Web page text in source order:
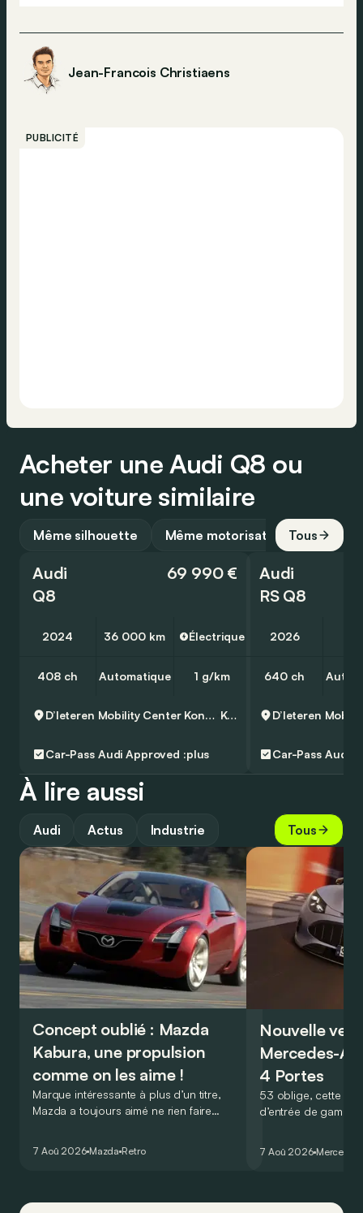
Jean-Francois Christiaens
PUBLICITÉ
Acheter une Audi Q8 ou
une voiture similaire
Même silhouette Même motorisation Tous
Audi
Q8
69 990 €
2024 36 000 km Électrique
408 ch Automatique 1 g/km
D’Ieteren Mobility Center Kontich - Audi, Volkswagen & Commercial Vehicles Kontich
Car-Pass Audi Approved :plus
Audi
RS Q8
2026
640 ch
Car-Pass Audi
À lire aussi
Audi Actus Industrie Tous
Concept oublié : Mazda
Kabura, une propulsion
comme on les aime !
Marque intéressante à plus d’un titre,
Mazda a toujours aimé ne rien faire
de la plus belle des manières…
7 Aoû 2026 Mazda Retro
Nouvelle
Mercedes-
4 Portes
53 oblige, cette
d’entrée de
moins…
7 Aoû 2026 Mercedes